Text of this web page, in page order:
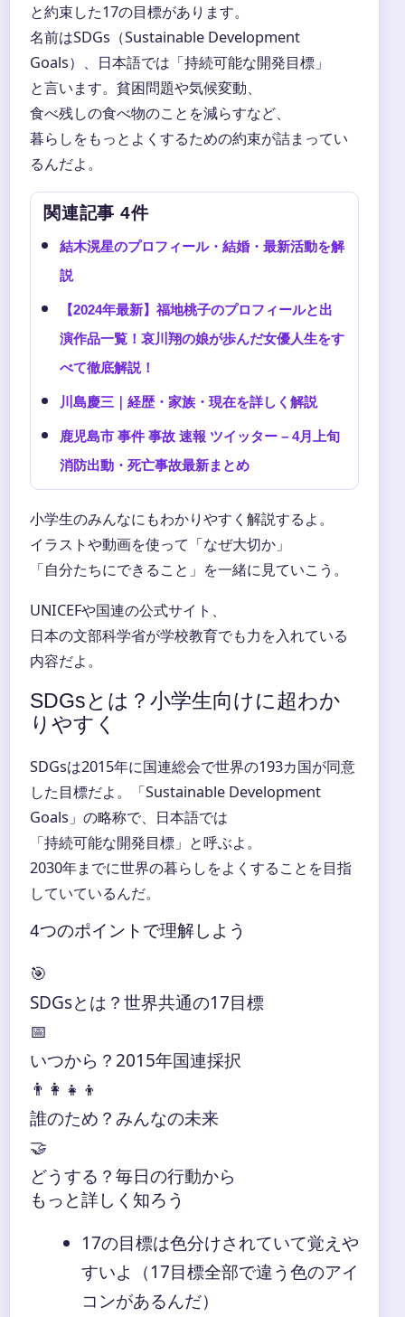
と約束した17の目標があります。
名前はSDGs（Sustainable Development
Goals）、日本語では「持続可能な開発目標」
と言います。貧困問題や気候変動、
食べ残しの食べ物のことを減らすなど、
暮らしをもっとよくするための約束が詰まってい
るんだよ。
関連記事 4件
結木滉星のプロフィール・結婚・最新活動を解
説
【2024年最新】福地桃子のプロフィールと出
演作品一覧！哀川翔の娘が歩んだ女優人生をす
べて徹底解説！
川島慶三｜経歴・家族・現在を詳しく解説
鹿児島市 事件 事故 速報 ツイッター – 4月上旬
消防出動・死亡事故最新まとめ
小学生のみんなにもわかりやすく解説するよ。
イラストや動画を使って「なぜ大切か」
「自分たちにできること」を一緒に見ていこう。
UNICEFや国連の公式サイト、
日本の文部科学省が学校教育でも力を入れている
内容だよ。
SDGsとは？小学生向けに超わか
りやすく
SDGsは2015年に国連総会で世界の193カ国が同意
した目標だよ。「Sustainable Development
Goals」の略称で、日本語では
「持続可能な開発目標」と呼ぶよ。
2030年までに世界の暮らしをよくすることを目指
していているんだ。
4つのポイントで理解しよう
🎯
SDGsとは？世界共通の17目標
📅
いつから？2015年国連採択
👨‍👩‍👧‍👦
誰のため？みんなの未来
🤝
どうする？毎日の行動から
もっと詳しく知ろう
17の目標は色分けされていて覚えや
すいよ（17目標全部で違う色のアイ
コンがあるんだ）